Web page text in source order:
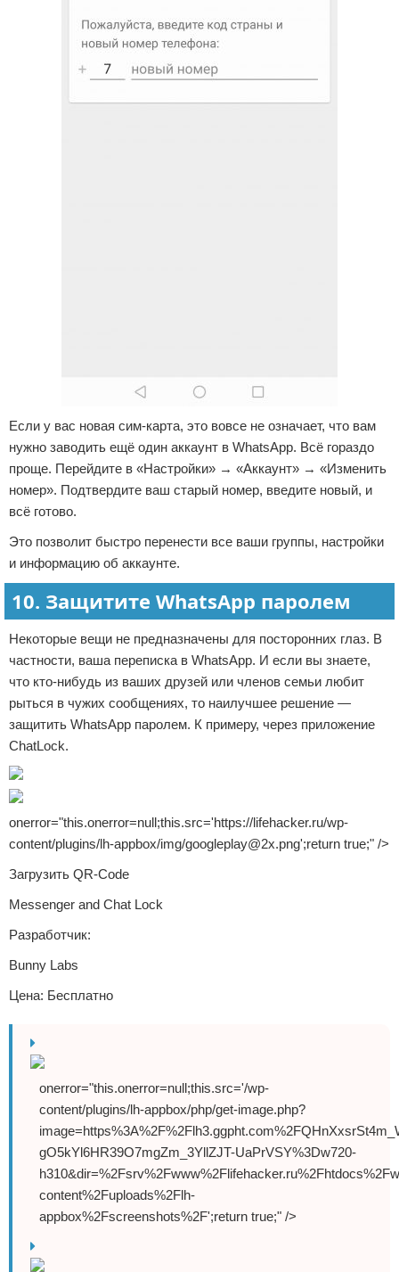
Если у вас новая сим-карта, это вовсе не означает, что вам
нужно заводить ещё один аккаунт в WhatsApp. Всё гораздо
проще. Перейдите в «Настройки» → «Аккаунт» → «Изменить
номер». Подтвердите ваш старый номер, введите новый, и
всё готово.
Это позволит быстро перенести все ваши группы, настройки
и информацию об аккаунте.
10. Защитите WhatsApp паролем
Некоторые вещи не предназначены для посторонних глаз. В
частности, ваша переписка в WhatsApp. И если вы знаете,
что кто-нибудь из ваших друзей или членов семьи любит
рыться в чужих сообщениях, то наилучшее решение —
защитить WhatsApp паролем. К примеру, через приложение
ChatLock.
onerror="this.onerror=null;this.src='https://lifehacker.ru/wp-
content/plugins/lh-appbox/img/googleplay@2x.png';return true;" />
Загрузить QR-Code
Messenger and Chat Lock
Разработчик:
Bunny Labs
Цена: Бесплатно
onerror="this.onerror=null;this.src='/wp-
content/plugins/lh-appbox/php/get-image.php?
gO5kYl6HR39O7mgZm_3YllZJT-UaPrVSY%3Dw720-
content%2Fuploads%2Flh-
appbox%2Fscreenshots%2F';return true;" />